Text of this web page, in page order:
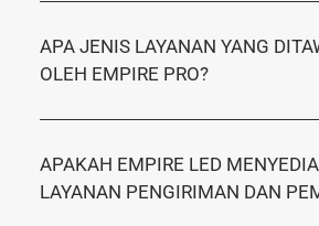
APA JENIS LAYANAN YANG
OLEH EMPIRE PRO?
APAKAH EMPIRE LED
LAYANAN PENGIRIMAN DAN